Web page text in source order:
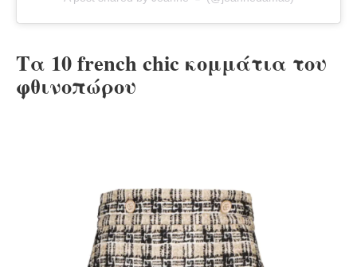
Τα 10 french chic κομμάτια του
φθινοπώρου